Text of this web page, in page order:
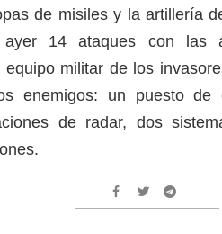
de misiles y la artillería
ayer 14 ataques con las
militar de los
enemigos: un puesto de
de radar, dos